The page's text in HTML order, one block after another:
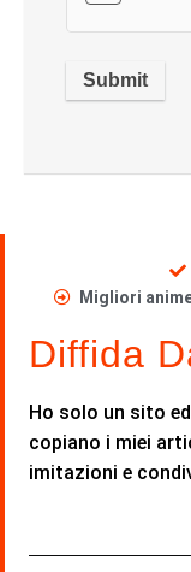
Migliori
Diffida
Ho solo un sito
copiano i miei
imitazioni e